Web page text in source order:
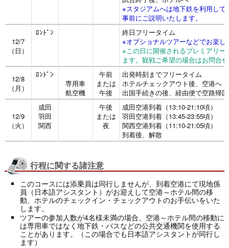
※スタジアムへは地下鉄を利用し
事前にご説明いたします。
12/7
（日）
ﾛﾝﾄﾞﾝ
終日フリータイム
※オプショナルツアーなどでお楽し
※この日に開催されるプレミアリ
ます。観戦ご希望の場合はお問合
12/8
（月）
ﾛﾝﾄﾞﾝ
専用車
航空機
午前
または
午後
出発時刻までフリータイム
ホテルチェックアウト後、空港へ
出国手続きの後、経由便で空路帰
12/9
（火）
成田
羽田
関西
午後
または
夜
成田空港到着（13:10-21:10頃）
羽田空港到着（13:45-23:55頃）
関西空港到着（11:10-21:05頃）
到着後、解散
行程に関する諸注意
このコースには添乗員は同行しませんが、到着空港にて現地係
員（日本語アシスタント）がお迎えして空港～ホテル間の移
動、ホテルのチェックイン・チェックアウトのお手伝いをいた
します。
ツアーの参加人数が4名様未満の場合、空港～ホテル間の移動に
は専用車ではなく地下鉄・バスなどの公共交通機関を使用する
ことがあります。（この場合でも日本語アシスタントが同行し
ます）